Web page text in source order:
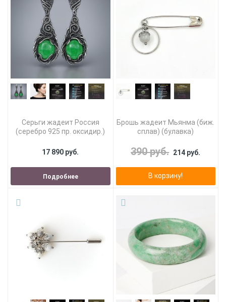
Серьги жадеит Россия
(серебро 925 пр. оксидир.)
17 890 руб.
Подробнее
Брошь жадеит Мьянма (биж.
сплав) (булавка)
390 руб. 214 руб.
В корзину!